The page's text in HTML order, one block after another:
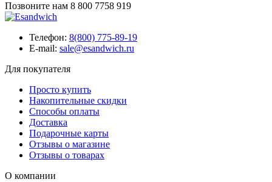
Позвоните нам 8 800 7758 919
Телефон: 8(800) 775-89-19
E-mail: sale@esandwich.ru
Для покупателя
Просто купить
Накопительные скидки
Способы оплаты
Доставка
Подарочные карты
Отзывы о магазине
Отзывы о товарах
О компании